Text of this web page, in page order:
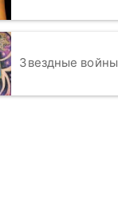
Звездные войны